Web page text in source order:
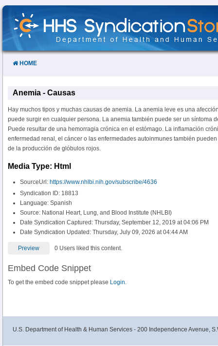
Skip
Content
HOME
Anemia - Causas
Hay muchos tipos y muchas causas de anemia. La anemia leve es una
puede surgir en cualquier persona. La anemia también puede ser un síntoma
Puede resultar de una hemorragia crónica en el estómago. La inflamación
enfermedad renal, el cáncer o las enfermedades autoinmunes también
de la producción de glóbulos rojos.
Media Type: Html
SourceUrl: https://www.nhlbi.nih.gov/subscribe/4636
Syndication ID: 18813
Language: Spanish
Source: National Heart, Lung, and Blood Institute (NHLBI)
Date Syndication Captured: Thursday, September 12, 2019 at 04:06 PM
Date Syndication Updated: Thursday, July 09, 2026 at 04:44 AM
Preview 0 Users liked this content.
Embed Code Snippet
To get the embed code snippet please Login.
U.S. Department of Health & Human Services - 200 Independence Avenue,